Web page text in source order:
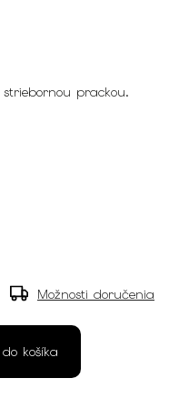
prackou.
Možnosti doručenia
košíka